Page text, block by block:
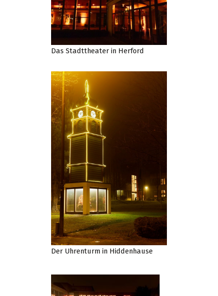
Das Stadttheater in Herford
Der Uhrenturm in Hiddenhause